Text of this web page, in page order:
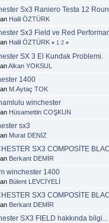
Sx3 Raniero Testa 12
Halil ÖZTÜRK
Sx3 Field ve Red
Halil ÖZTÜRK « 1 2 »
SX 3 El Kundak Problemi.
Alkan YOKSUL
1400
M.Aytaç TOK
winchester
Hüsamettin COŞKUN
sx3
Murat DENİZ
SX3 COMPOSİTE
Berkant DEMİR
winchester 1400
Bülent LEVCİYELİ
SX3 COMPOSİTE
Berkant DEMİR
SX3 FIELD hakkında bilgi...